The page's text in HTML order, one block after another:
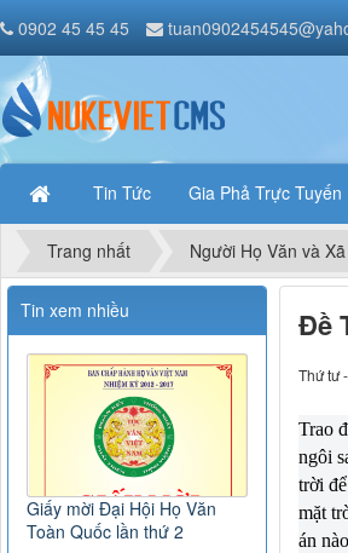
0902 45 45 45
Tin Tức Gia Phả Trực Tuyến
Trang nhất Người Họ Văn và
Đề
Thứ tư
Trao
ngôi
trời
mặt
án
Tin xem nhiều
Giấy mời Đại Hội Họ Văn
Toàn Quốc lần thứ 2